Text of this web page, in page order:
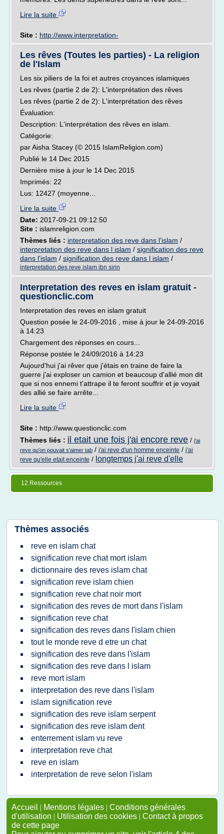
Lire la suite
Site : http://www.interpretation-
Les rêves (Toutes les parties) - La religion
de l'Islam
Les six piliers de la foi et autres croyances islamiques
Les rêves (partie 2 de 2): L'interprétation des rêves
Les rêves (partie 2 de 2): L'interprétation des rêves
Évaluation:
Description: L'interprétation des rêves en islam.
Catégorie:
par Aisha Stacey (© 2015 IslamReligion.com)
Publié le 14 Dec 2015
Dernière mise à jour le 14 Dec 2015
Imprimés: 22
Lus: 12427 (moyenne...
Lire la suite
Date: 2017-09-21 09:12:50
Site : islamreligion.com
Thèmes liés : interpretation des reve dans l'islam /
interpretation des reve dans l islam / signification des reve
dans l'islam / signification des reve dans l islam /
interpretation des reve islam ibn sirin
Interpretation des reves en islam gratuit -
questionclic.com
Interpretation des reves en islam gratuit
Question posée le 24-09-2016 , mise à jour le 24-09-2016
à 14:23
Chargement des réponses en cours...
Réponse postée le 24/09/2016 à 14:23
Aujourd'hui j'ai rêver que j'étais en traine de faire la
guerre j'ai exploser un camion et beaucoup d'allié mon dit
que si nos ennemi t'attrape il te feront souffrir et je voyait
des allié se faire arrête...
Lire la suite
Site : http://www.questionclic.com
Thèmes liés : il etait une fois j'ai encore reve / j'ai
reve qu'on pouvait s'aimer tab / j'ai reve d'un homme enceinte / j'ai
reve qu'elle etait enceinte / longtemps j'ai reve d'elle
12 Ressources
Thèmes associés
reve en islam chat
signification reve chat mort islam
dictionnaire des reves islam chat
signification reve islam chien
signification reve chat noir mort
signification des reves de mort dans l'islam
signification reve chat
signification des reves dans l'islam chien
tout le monde reve d etre un chat
signification des reve dans l'islam
signification des reve dans l islam
reve mort islam
interpretation des reve dans l'islam
islam signification reve
signification des reve islam serpent
signification des reve islam dent
enterrement islam vu reve
interpretation reve chat
reve en islam
interpretation de reve selon l'islam
Accueil | Mentions légales | Conditions générales
d'utilisation | Utilisation des cookies | Contact à propos
de cette page